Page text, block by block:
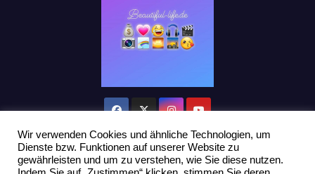
Wir verwenden Cookies und ähnliche Technologien, um
Dienste bzw. Funktionen auf unserer Website zu
gewährleisten und um zu verstehen, wie Sie diese nutzen.